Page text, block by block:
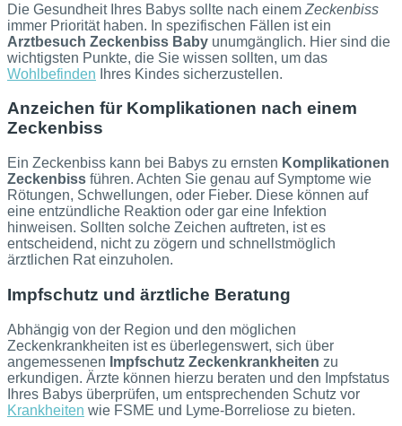
Die Gesundheit Ihres Babys sollte nach einem Zeckenbiss
immer Priorität haben. In spezifischen Fällen ist ein
Arztbesuch Zeckenbiss Baby unumgänglich. Hier sind die
wichtigsten Punkte, die Sie wissen sollten, um das
Wohlbefinden Ihres Kindes sicherzustellen.
Anzeichen für Komplikationen nach einem
Zeckenbiss
Ein Zeckenbiss kann bei Babys zu ernsten Komplikationen
Zeckenbiss führen. Achten Sie genau auf Symptome wie
Rötungen, Schwellungen, oder Fieber. Diese können auf
eine entzündliche Reaktion oder gar eine Infektion
hinweisen. Sollten solche Zeichen auftreten, ist es
entscheidend, nicht zu zögern und schnellstmöglich
ärztlichen Rat einzuholen.
Impfschutz und ärztliche Beratung
Abhängig von der Region und den möglichen
Zeckenkrankheiten ist es überlegenswert, sich über
angemessenen Impfschutz Zeckenkrankheiten zu
erkundigen. Ärzte können hierzu beraten und den Impfstatus
Ihres Babys überprüfen, um entsprechenden Schutz vor
Krankheiten wie FSME und Lyme-Borreliose zu bieten.